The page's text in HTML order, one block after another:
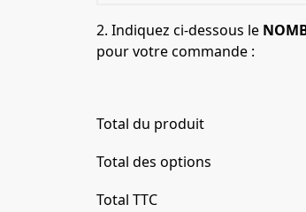
2. Indiquez ci-dessous le
pour votre commande :
Total du produit
Total des options
Total TTC